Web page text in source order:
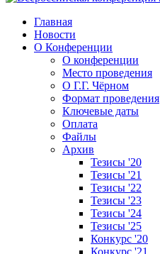
Главная
Новости
О Конференции
О конференции
Место проведения
О Г.Г. Чёрном
Формат проведения
Ключевые даты
Оплата
Файлы
Архив
Тезисы '20
Тезисы '21
Тезисы '22
Тезисы '23
Тезисы '24
Тезисы '25
Конкурс '20
Конкурс '21